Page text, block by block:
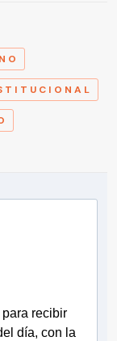
para recibir
día, con la